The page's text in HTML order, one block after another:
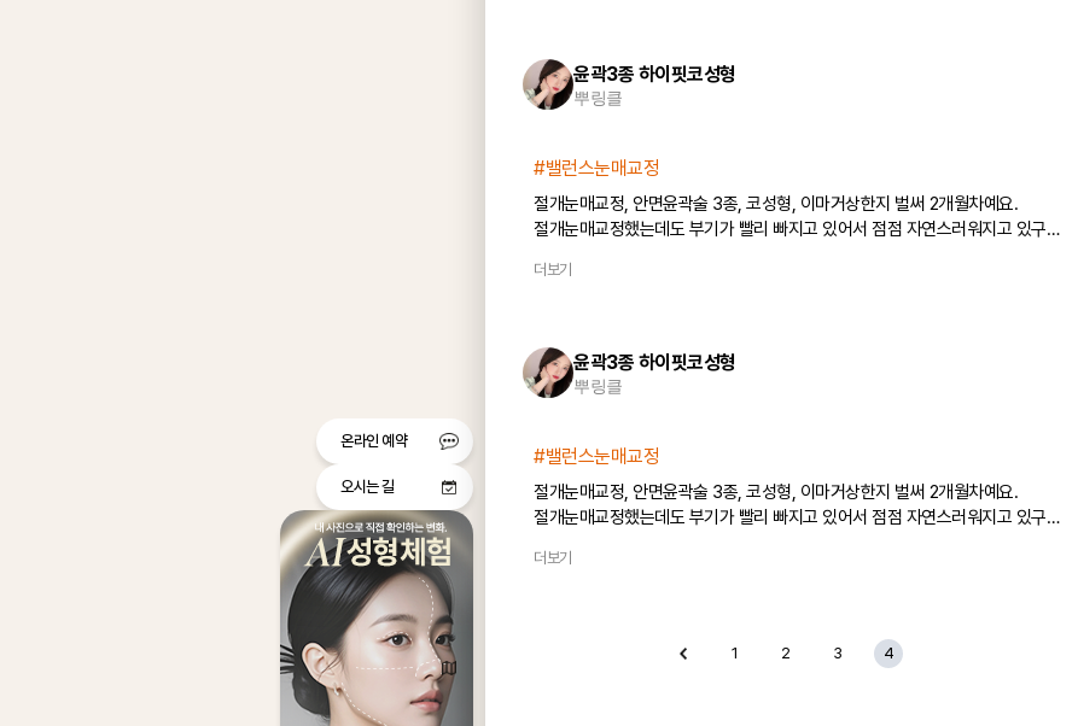
온라인 예약
오시는 길
먹거나 생활에 지장없습니당!수술 전에는 부작용나거나 쌍꺼풀라인, 코라인, 윤곽이
얼굴에 안어울리면 어떻게하지? 이런 걱정있었는데 수술 하고 나니까 걱정할
윤곽3종 하이핏코성형
뿌링클
#밸런스눈매교정
절개눈매교정, 안면윤곽술 3종, 코성형, 이마거상한지 벌써 2개월차예요.
절개눈매교정했는데도 부기가 빨리 빠지고 있어서 점점 자연스러워지고 있구
코끝도 안떨어지고 딱 자려한라인이라서 코성형하기 너무 잘했다는 생각이 들어요!
먹거나 생활에 지장없습니당!수술 전에는 부작용나거나 쌍꺼풀라인, 코라인, 윤곽이
얼굴에 안어울리면 어떻게하지? 이런 걱정있었는데 수술 하고 나니까 걱정할
더보기
윤곽3종 하이핏코성형
뿌링클
#밸런스눈매교정
절개눈매교정, 안면윤곽술 3종, 코성형, 이마거상한지 벌써 2개월차예요.
절개눈매교정했는데도 부기가 빨리 빠지고 있어서 점점 자연스러워지고 있구
코끝도 안떨어지고 딱 자려한라인이라서 코성형하기 너무 잘했다는 생각이 들어요!
먹거나 생활에 지장없습니당!수술 전에는 부작용나거나 쌍꺼풀라인, 코라인, 윤곽이
얼굴에 안어울리면 어떻게하지? 이런 걱정있었는데 수술 하고 나니까 걱정할
더보기
1 2 3 4